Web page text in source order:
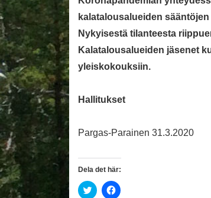
kalatalousalueiden
Nykyisestä tilanteesta
Kalatalousalueiden jäsenet
yleiskokouksiin.
Hallitukset
Pargas-Parainen 31.3.2020
Dela det här:
K K